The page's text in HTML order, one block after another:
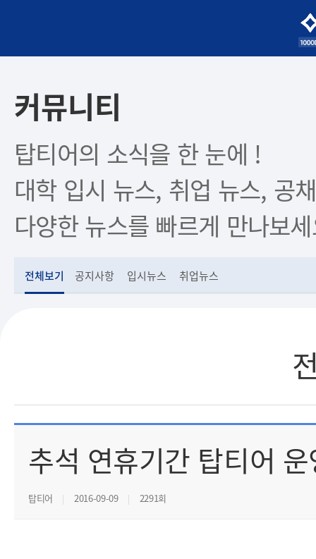
커뮤니티
탑티어의 소식을 한 눈에 !
대학 입시 뉴스, 취업 뉴스, 공
다양한 뉴스를 빠르게 만나보
전체보기 공지사항 입시뉴스 취업뉴스
추석 연휴기간 탑티어
탑티어 2016-09-09 2291회